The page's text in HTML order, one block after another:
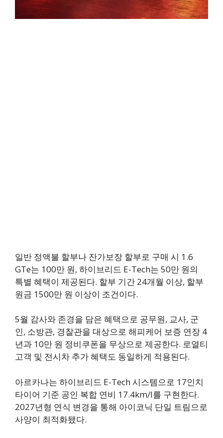
일반 정액불 할부나 잔가보장 할부로 구매 시 1.6
GTe는 100만 원, 하이브리드 E-Tech는 50만 원의
특별 혜택이 제공된다. 할부 기간 24개월 이상, 할부
원금 1500만 원 이상이 조건이다.
5월 감사와 존경을 담은 혜택으로 공무원, 교사, 군
인, 소방관, 경찰관을 대상으로 해피케어 보증 연장 4
년과 10만 원 정비쿠폰을 무상으로 제공한다. 로열티
고객 및 전시차 추가 혜택도 동일하게 적용된다.
아르카나는 하이브리드 E-Tech 시스템으로 17인치
타이어 기준 공인 복합 연비 17.4km/l를 구현한다.
2027년형 연식 변경을 통해 아이코닉 단일 트림으로
사양이 최적화됐다.